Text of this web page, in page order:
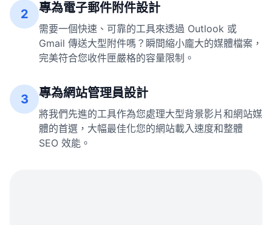
2 專為電子郵件附件設計
需要一個快速、可靠的工具來透過 Outlook 或
Gmail 傳送大型附件嗎？瞬間縮小龐大的媒體檔案，
完美符合您收件匣嚴格的容量限制。
3 專為網站管理員設計
將我們先進的工具作為您處理大型背景影片和網站媒
體的首選，大幅最佳化您的網站載入速度和整體
SEO 效能。